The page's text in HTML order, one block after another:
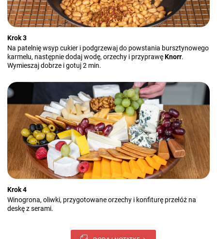
Krok 3
Na patelnię wsyp cukier i podgrzewaj do powstania bursztynowego
karmelu, następnie dodaj wodę, orzechy i przyprawęKnorr.
Wymieszaj dobrze i gotuj 2 min.
Krok 4
Winogrona, oliwki, przygotowane orzechy i konfiturę przełóż na
deskę z serami.